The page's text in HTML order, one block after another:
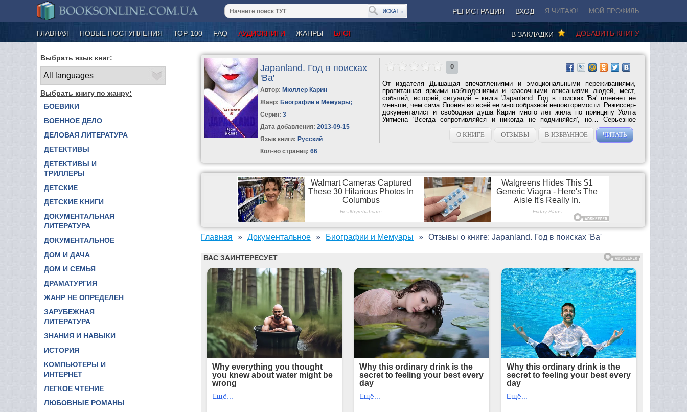
РЕГИСТРАЦИЯ ВХОД Я ЧИТАЮ! МОЙ ПРОФИЛЬ
ГЛАВНАЯ НОВЫЕ ПОСТУПЛЕНИЯ ТОР-100 FAQ АУДИОКНИГИ ЖАНРЫ БЛОГ ДОБАВИТЬ КНИГУ
В ЗАКЛАДКИ
Выбрать язык книг:
Выбрать книгу по жанру:
БОЕВИКИ
ВОЕННОЕ ДЕЛО
ДЕЛОВАЯ ЛИТЕРАТУРА
ДЕТЕКТИВЫ
ДЕТЕКТИВЫ И
ТРИЛЛЕРЫ
ДЕТСКИЕ
ДЕТСКИЕ КНИГИ
ДОКУМЕНТАЛЬНАЯ
ЛИТЕРАТУРА
ДОКУМЕНТАЛЬНОЕ
ДОМ И ДАЧА
ДОМ И СЕМЬЯ
ДРАМАТУРГИЯ
ЖАНР НЕ ОПРЕДЕЛЕН
ЗАРУБЕЖНАЯ
ЛИТЕРАТУРА
ЗНАНИЯ И НАВЫКИ
ИСТОРИЯ
КОМПЬЮТЕРЫ И
ИНТЕРНЕТ
ЛЕГКОЕ ЧТЕНИЕ
ЛЮБОВНЫЕ РОМАНЫ
Japanland. Год в поисках
'Ва'
Автор: Мюллер Карин
Жанр: Биографии и Мемуары;
Серия:3
Дата добавления: 2013-09-15
Язык книги: Русский
Кол-во страниц: 66
0
От издателя Дышащая впечатлениями и эмоциональными переживаниями,
пропитанная яркими наблюдениями и красочными описаниями людей, мест,
событий, историй, ситуаций – книга 'Japanland. Год в поисках 'Ва' пленяет не
меньше, чем сама Япония во всей ее многообразной неповторимости. Режиссер-
документалист и свободная душа Карин много лет жила по принципу Уолта
Уитмена 'Всегда сопротивляйся и никогда не подчиняйся', но… Серьезное
О КНИГЕ
ОТЗЫВЫ В ИЗБРАННОЕ ЧИТАТЬ
Главная Документальное Биографии и Мемуары Отзывы о книге: Japanland. Год в поисках 'Ва'